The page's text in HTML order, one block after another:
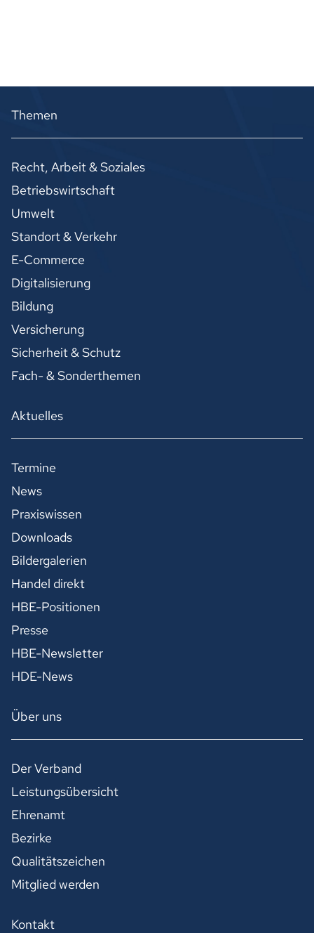
Themen
Recht, Arbeit & Soziales
Betriebswirtschaft
Umwelt
Standort & Verkehr
E-Commerce
Digitalisierung
Bildung
Versicherung
Sicherheit & Schutz
Fach- & Sonderthemen
Aktuelles
Termine
News
Praxiswissen
Downloads
Bildergalerien
Handel direkt
HBE-Positionen
Presse
HBE-Newsletter
HDE-News
Über uns
Der Verband
Leistungsübersicht
Ehrenamt
Bezirke
Qualitätszeichen
Mitglied werden
Kontakt